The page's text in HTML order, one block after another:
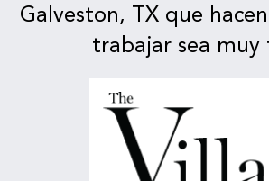
Galveston, TX que
trabajar sea muy